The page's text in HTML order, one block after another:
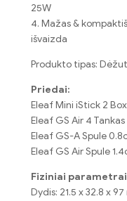
25W
4. Mažas &
išvaizda
Produkto tipas:
Priedai:
Eleaf Mini iStick 2
Eleaf GS Air 4 Tankas
Eleaf GS-A Spule
Eleaf GS Air Spule
Fiziniai
Dydis: 21.5 x 32.8 x